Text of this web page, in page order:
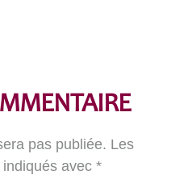
pas publiée. Les
avec *